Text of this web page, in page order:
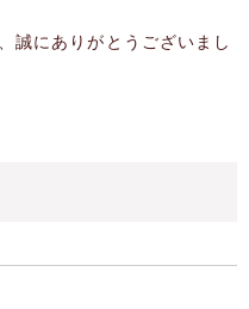
誠にありがとうございまし